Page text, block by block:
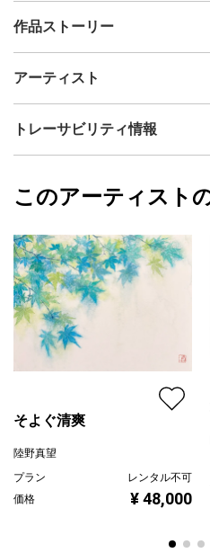
出品者
制作年
その他
カラー
赤
ジャンル
日本画
配送目安
二週間以内
作品ストーリー
秋映やシナノスイート、どれも美
作品は一点ものです。
アーティスト
陸野真望
フォローする
トレーサビリティ情報
陸野真望
このアーティスト
そよぐ清爽
陸野真望
プラン
レンタル不可
価格
¥ 48,000